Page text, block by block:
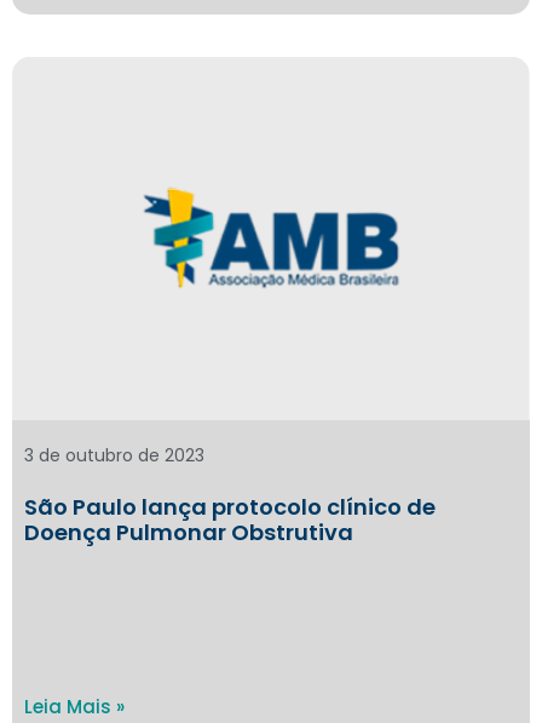
São Paulo lança protocolo clínico de
Doença Pulmonar Obstrutiva
3 de outubro de 2023
Leia Mais »